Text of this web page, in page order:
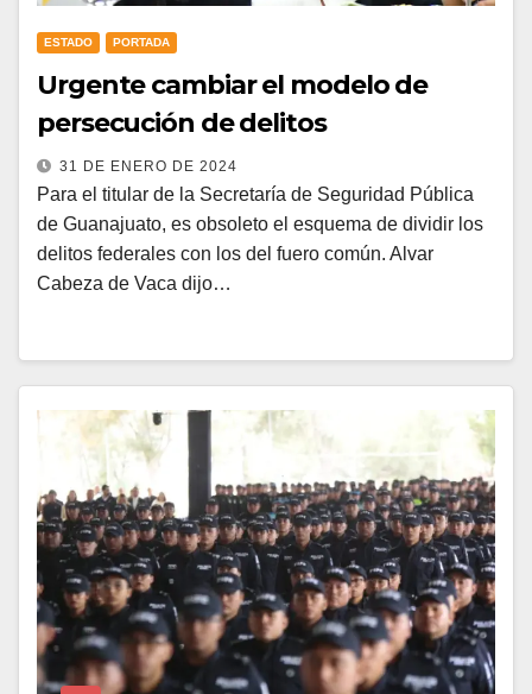
ESTADO PORTADA
Urgente cambiar el modelo de
persecución de delitos
31 DE ENERO DE 2024
Para el titular de la Secretaría de Seguridad Pública
de Guanajuato, es obsoleto el esquema de dividir los
delitos federales con los del fuero común. Alvar
Cabeza de Vaca dijo…